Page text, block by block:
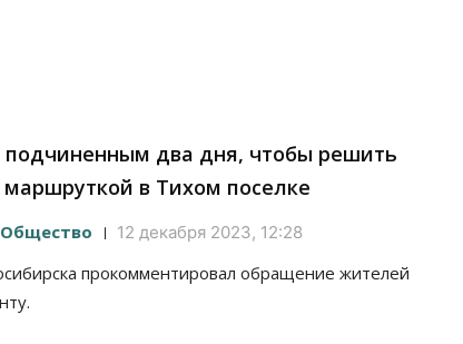
два дня, чтобы решить
маршруткой в Тихом поселке
Общество 12 декабря 2023, 12:28
прокомментировал обращение жителей